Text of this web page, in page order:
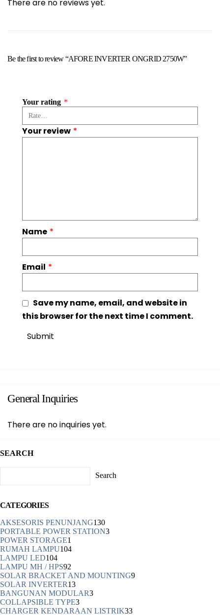
There are no reviews yet.
Be the first to review “AFORE INVERTER ONGRID 2750W”
Your rating *
Your review *
Name *
Email *
Save my name, email, and website in
this browser for the next time I comment.
General Inquiries
There are no inquiries yet.
SEARCH
Search
CATEGORIES
AKSESORIS PENUNJANG130
PORTABLE POWER STATION3
POWER STORAGE1
RUMAH LAMPU104
LAMPU LED104
LAMPU MH / HPS92
SOLAR BRACKET AND MOUNTING9
SOLAR INVERTER13
BANGUNAN MODULAR3
COLLAPSIBLE TYPE3
CHARGER KENDARAAN LISTRIK33